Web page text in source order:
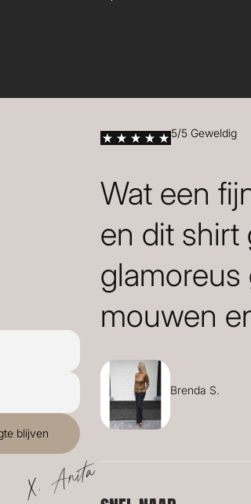
X. Anita
5/5 Geweldig
Wat een
en dit shirt
glamoreus
mouwen
Brenda S.